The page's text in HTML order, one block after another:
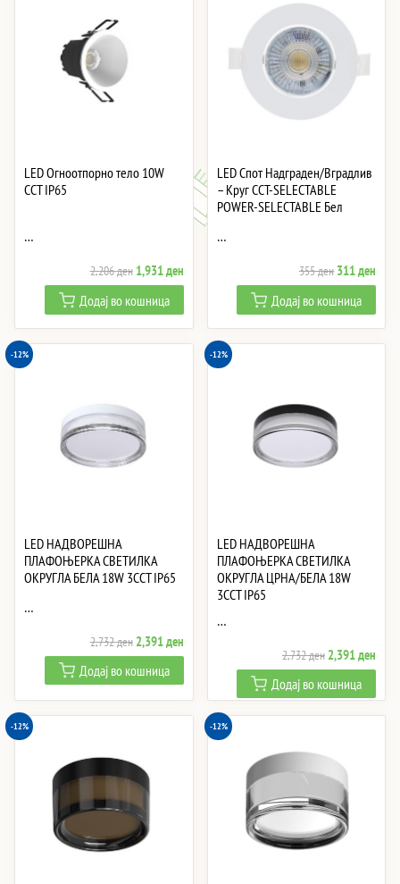
LED Огноотпорно тело 10W
CCT IP65
…
2,206ден Original
price
was:
2,206 ден.
1,931денCurrent
price
is:
1,931 ден.
Додај во кошница
LED Спот Надграден/Вградлив
– Круг CCT-SELECTABLE
POWER-SELECTABLE Бел
…
355ден Original
price
was:
355 ден.
311ден
price
is:
311
Додај во кошница
-12%
LED НАДВОРЕШНА
ПЛАФОЊЕРКА СВЕТИЛКА
ОКРУГЛА БЕЛА 18W 3CCT IP65
…
2,732ден Original
price
was:
2,732 ден.
2,391денCurrent
price
is:
2,391 ден.
Додај во кошница
-12%
LED НАДВОРЕШНА
ПЛАФОЊЕРКА СВЕТИЛКА
ОКРУГЛА ЦРНА/БЕЛА 18W
3CCT IP65
…
2,732ден Original
price
was:
2,732 ден.
2,391ден
price
is:
Додај во кошница
-12% -12%